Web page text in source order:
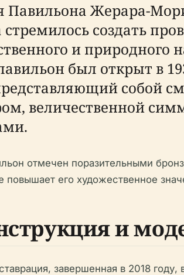
Павильона Жерара-
стремилось создать
и природного
был открыт в
собой
величественной
отмечен поразительными
его художественное
и
завершенная в 2018